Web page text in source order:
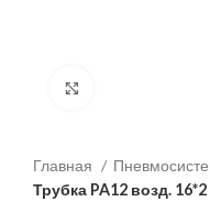
Главная
Трубка PA12 возд.